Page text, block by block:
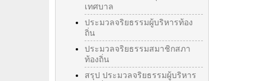
เทศบาล
ประมวลจริยธรรมผู้บริหารท้อง
ถิ่น
ประมวลจริยธรรมสมาชิกสภา
ท้องถิ่น
สรุป ประมวลจริยธรรมผู้บริหาร